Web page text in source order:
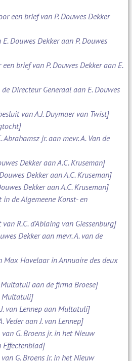
een brief van P. Douwes Dekker
Douwes Dekker aan P. Douwes
brief van P. Douwes Dekker aan E.
Directeur Generaal aan E. Douwes
van A.J. Duymaer van Twist]
jr. aan mevr. A. Van de
Dekker aan A.C. Kruseman]
Dekker aan A.C. Kruseman]
Dekker aan A.C. Kruseman]
de Algemeene Konst- en
R.C. d'Ablaing van Giessenburg]
Dekker aan mevr. A. van de
Havelaar in Annuaire des deux
aan de firma Broese]
Multatuli]
van Lennep aan Multatuli]
Veder aan J. van Lennep]
G. Broens jr. in het Nieuw
Effectenblad]
G. Broens jr. in het Nieuw